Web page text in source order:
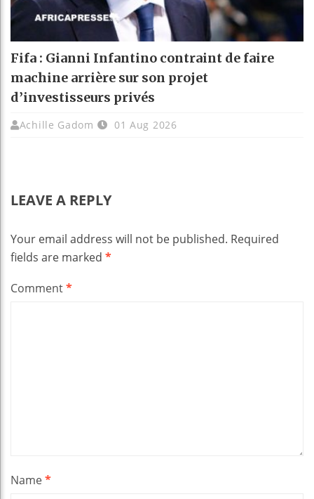
Fifa : Gianni Infantino contraint de faire
machine arrière sur son projet
d’investisseurs privés
Achille Gadom 01 Aug 2026
LEAVE A REPLY
Your email address will not be published. Required
fields are marked *
Comment*
Name*